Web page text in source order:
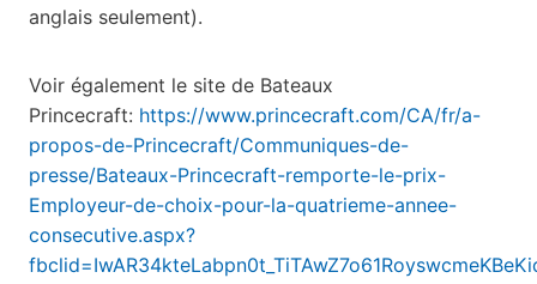
anglais seulement).
Voir également le site de Bateaux
Princecraft: https://www.princecraft.com/CA/fr/a-
propos-de-Princecraft/Communiques-de-
presse/Bateaux-Princecraft-remporte-le-prix-
Employeur-de-choix-pour-la-quatrieme-annee-
consecutive.aspx?